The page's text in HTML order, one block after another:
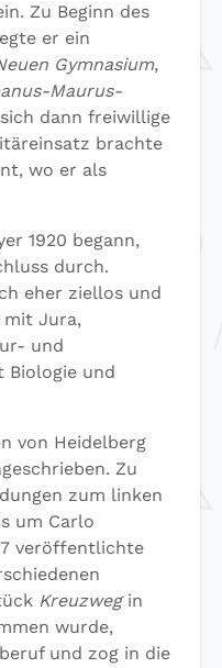
Zu Beginn des
er ein
Gymnasium,
Maurus-
dann freiwillige
brachte
wo er als
1920 begann,
durch.
eher ziellos und
mit Jura,
und
Biologie und
von Heidelberg
Zu
zum linken
um Carlo
veröffentlichte
Kreuzwegin
wurde,
und zog in die